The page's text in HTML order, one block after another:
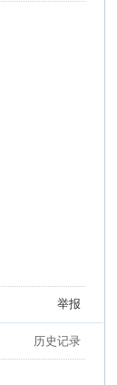
举报
历史记录